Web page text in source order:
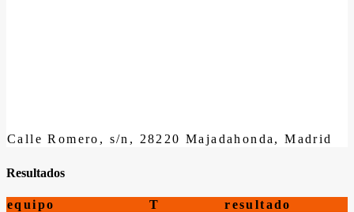
Calle Romero, s/n, 28220 Majadahonda, Madrid
Resultados
equipo T
resultado